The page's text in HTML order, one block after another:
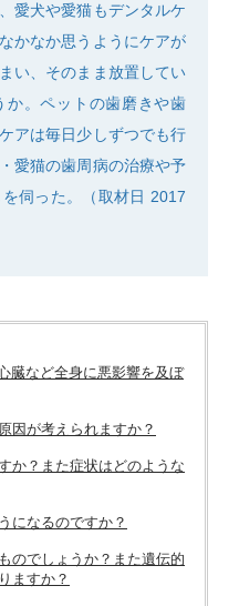
愛犬や愛猫もデンタルケ
かなか思うようにケアが
い、そのまま放置してい
か。ペットの歯磨きや歯
アは毎日少しずつでも行
愛猫の歯周病の治療や予
伺った。（取材日 2017
臓など全身に悪影響を及ぼ
因が考えられますか？
か？また症状はどのような
になるのですか？
のでしょうか？また遺伝的
ますか？